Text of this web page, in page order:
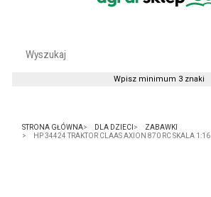
STRONA GŁÓWNA DLA DZIECI
ZABAWKI
HP 34424 TRAKTOR CLAAS AXION 870 RC SKALA 1:16